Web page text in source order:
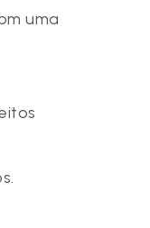
uma